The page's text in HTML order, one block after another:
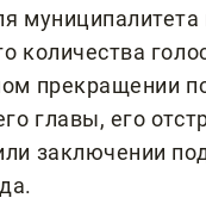
муниципалитета
количества
прекращении
главы, его
заключении